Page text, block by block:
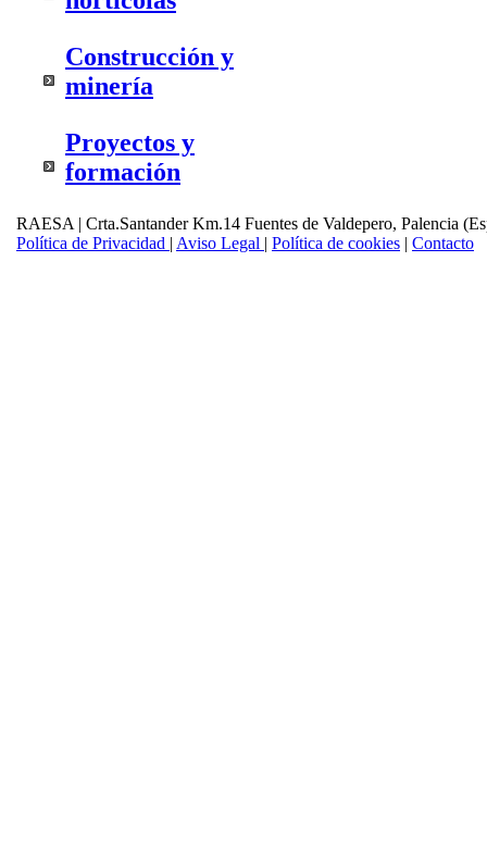
Construcción y
minería
Proyectos y
formación
RAESA | Crta.Santander Km.14 Fuentes de Valdepero, Palencia
Política de Privacidad | Aviso Legal | Política de cookies | Contacto